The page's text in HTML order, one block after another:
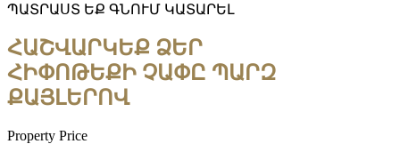
ՊԱՏՐԱՍՏ ԵՔ ԳՆՈՒՄ ԿԱՏԱՐԵԼ
ՀԱՇՎԱՐԿԵՔ ՁԵՐ
ՀԻՓՈԹԵՔԻ ՉԱՓԸ ՊԱՐԶ
ՔԱՅԼԵՐՈՎ
Property Price